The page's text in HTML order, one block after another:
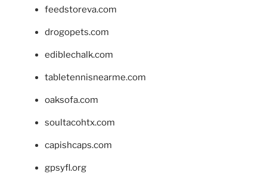
feedstoreva.com
drogopets.com
ediblechalk.com
tabletennisnearme.com
oaksofa.com
soultacohtx.com
capishcaps.com
gpsyfl.org